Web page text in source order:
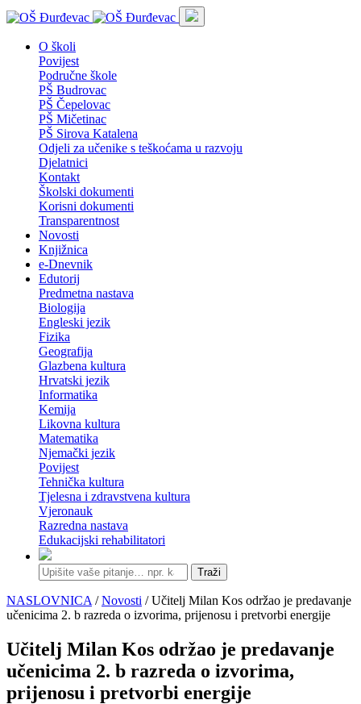
O školi
Povijest
Područne škole
PŠ Budrovac
PŠ Čepelovac
PŠ Mičetinac
PŠ Sirova Katalena
Odjeli za učenike s teškoćama u razvoju
Djelatnici
Kontakt
Školski dokumenti
Korisni dokumenti
Transparentnost
Novosti
Knjižnica
e-Dnevnik
Edutorij
Predmetna nastava
Biologija
Engleski jezik
Fizika
Geografija
Glazbena kultura
Hrvatski jezik
Informatika
Kemija
Likovna kultura
Matematika
Njemački jezik
Povijest
Tehnička kultura
Tjelesna i zdravstvena kultura
Vjeronauk
Razredna nastava
Edukacijski rehabilitatori
Traži
NASLOVNICA /Novosti / Učitelj Milan Kos održao je predavanje
učenicima 2. b razreda o izvorima, prijenosu i pretvorbi energije
Učitelj Milan Kos održao je predavanje
učenicima 2. b razreda o izvorima,
prijenosu i pretvorbi energije